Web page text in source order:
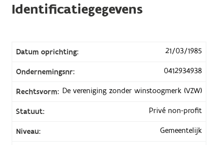
Identificatiegegevens
Datum oprichting: 21/03/1985
Ondernemingsnr: 0412934938
Rechtsvorm: De vereniging zonder winstoogmerk (VZW)
Statuut: Privé non-profit
Niveau: Gemeentelijk